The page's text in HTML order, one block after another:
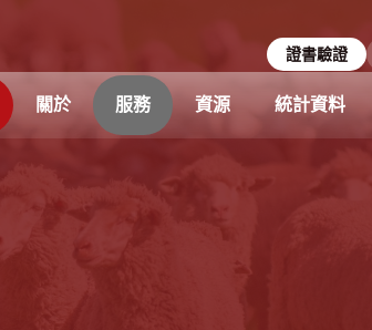
證書驗證
關於 服務 資源 統計資料